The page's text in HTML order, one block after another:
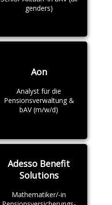
genders)
Aon
Analyst für die
Pensionsverwaltung &
bAV (m/w/d)
Adesso Benefit
Solutions
Mathematiker/-in